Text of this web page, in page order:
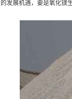
的发展机遇，要是氧化镁